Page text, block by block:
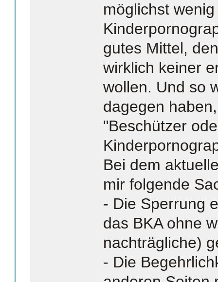
möglichst
gutes Mittel,
wirklich keiner
wollen. Und so
dagegen
"Beschützer
Bei dem
mir folgende
- Die Sperrung
das BKA ohne
nachträgliche)
- Die